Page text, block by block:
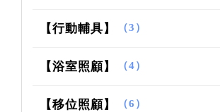
【行動輔具】 （3）
【浴室照顧】 （4）
【移位照顧】 （6）